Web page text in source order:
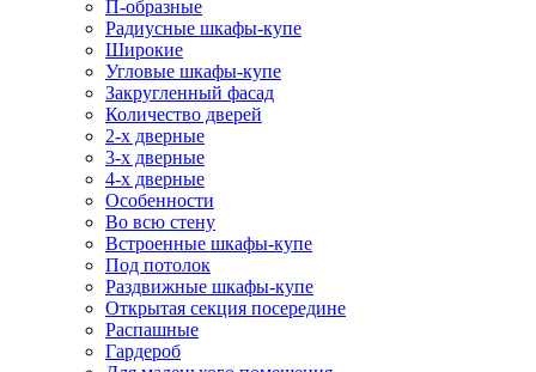
П-образные
Радиусные шкафы-купе
Широкие
Угловые шкафы-купе
Закругленный фасад
Количество дверей
2-х дверные
3-х дверные
4-х дверные
Особенности
Во всю стену
Встроенные шкафы-купе
Под потолок
Раздвижные шкафы-купе
Открытая секция посередине
Распашные
Гардероб